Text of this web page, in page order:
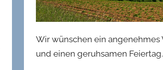
Wir wünschen ein angenehmes
und einen geruhsamen Feiertag.